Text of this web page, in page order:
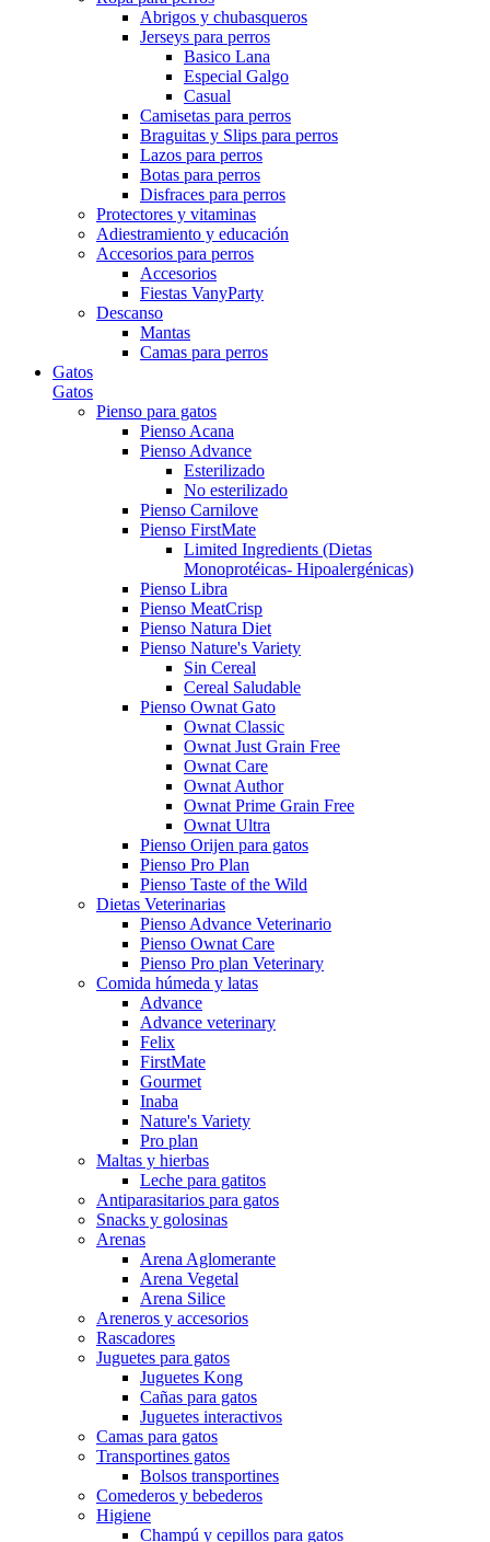
Abrigos y chubasqueros
Jerseys para perros
Basico Lana
Especial Galgo
Casual
Camisetas para perros
Braguitas y Slips para perros
Lazos para perros
Botas para perros
Disfraces para perros
Protectores y vitaminas
Adiestramiento y educación
Accesorios para perros
Accesorios
Fiestas VanyParty
Descanso
Mantas
Camas para perros
Gatos
Gatos
Pienso para gatos
Pienso Acana
Pienso Advance
Esterilizado
No esterilizado
Pienso Carnilove
Pienso FirstMate
Limited Ingredients (Dietas
Monoprotéicas- Hipoalergénicas)
Pienso Libra
Pienso MeatCrisp
Pienso Natura Diet
Pienso Nature's Variety
Sin Cereal
Cereal Saludable
Pienso Ownat Gato
Ownat Classic
Ownat Just Grain Free
Ownat Care
Ownat Author
Ownat Prime Grain Free
Ownat Ultra
Pienso Orijen para gatos
Pienso Pro Plan
Pienso Taste of the Wild
Dietas Veterinarias
Pienso Advance Veterinario
Pienso Ownat Care
Pienso Pro plan Veterinary
Comida húmeda y latas
Advance
Advance veterinary
Felix
FirstMate
Gourmet
Inaba
Nature's Variety
Pro plan
Maltas y hierbas
Leche para gatitos
Antiparasitarios para gatos
Snacks y golosinas
Arenas
Arena Aglomerante
Arena Vegetal
Arena Silice
Areneros y accesorios
Rascadores
Juguetes para gatos
Juguetes Kong
Cañas para gatos
Juguetes interactivos
Camas para gatos
Transportines gatos
Bolsos transportines
Comederos y bebederos
Higiene
Champú y cepillos para gatos